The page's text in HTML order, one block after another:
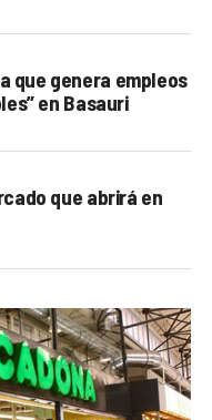
que genera empleos
en Basauri
que abrirá en